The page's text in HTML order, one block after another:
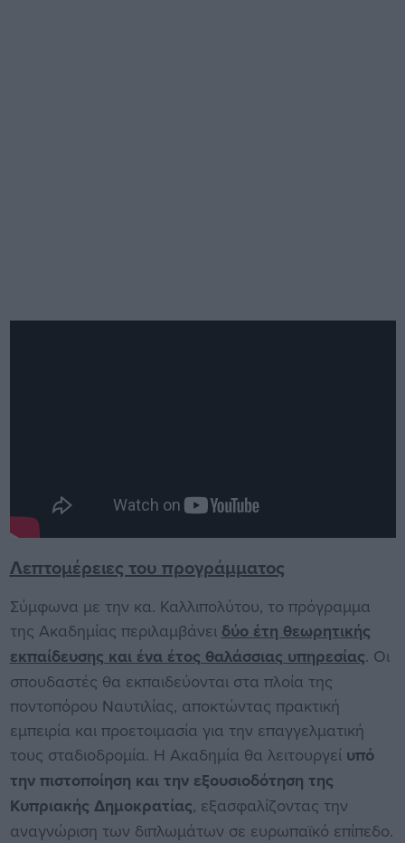
Λεπτομέρειες του προγράμματος
Σύμφωνα με την κα. Καλλιπολύτου, το πρόγραμμα
της Ακαδημίας περιλαμβάνει δύο έτη θεωρητικής
εκπαίδευσης και ένα έτος θαλάσσιας υπηρεσίας. Οι
σπουδαστές θα εκπαιδεύονται στα πλοία της
ποντοπόρου Ναυτιλίας, αποκτώντας πρακτική
εμπειρία και προετοιμασία για την επαγγελματική
τους σταδιοδρομία. Η Ακαδημία θα λειτουργείυπό
την πιστοποίηση και την εξουσιοδότηση της
Κυπριακής Δημοκρατίας, εξασφαλίζοντας την
αναγνώριση των διπλωμάτων σε ευρωπαϊκό επίπεδο.